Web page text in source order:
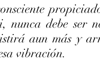
nunca debe ser
aun más y
vibración.